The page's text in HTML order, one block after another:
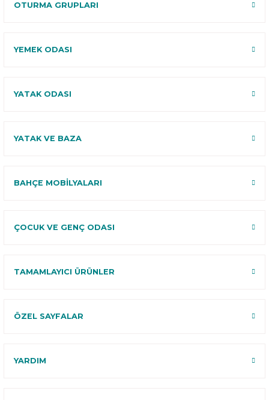
OTURMA GRUPLARI
YEMEK ODASI
YATAK ODASI
YATAK VE BAZA
BAHÇE MOBİLYALARI
ÇOCUK VE GENÇ ODASI
TAMAMLAYICI ÜRÜNLER
ÖZEL SAYFALAR
YARDIM